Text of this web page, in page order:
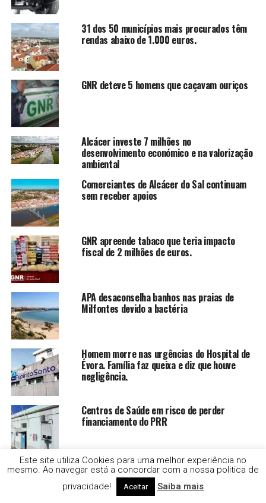
31 dos 50 municípios mais procurados têm
rendas abaixo de 1.000 euros.
GNR deteve 5 homens que caçavam ouriços
Alcácer investe 7 milhões no
desenvolvimento económico e na valorização
ambiental
Comerciantes de Alcácer do Sal continuam
sem receber apoios
GNR apreende tabaco que teria impacto
fiscal de 2 milhões de euros.
APA desaconselha banhos nas praias de
Milfontes devido a bactéria
Homem morre nas urgências do Hospital de
Évora. Família faz queixa e diz que houve
negligência.
Centros de Saúde em risco de perder
financiamento do PRR
Ministra do Ambiente não esteve em
cerimónia mas diz que não foi devido a
protesto.
Este site utiliza Cookies para uma melhor experiência no
mesmo. Ao navegar está a concordar com a nossa politica de
privacidade!
Aceitar Saiba mais